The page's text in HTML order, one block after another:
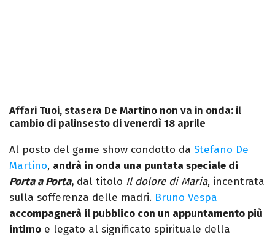
Affari Tuoi, stasera De Martino non va in onda: il
cambio di palinsesto di venerdì 18 aprile
Al posto del game show condotto da Stefano De
Martino, andrà in onda una puntata speciale di
Porta a Porta, dal titolo Il dolore di Maria, incentrata
sulla sofferenza delle madri. Bruno Vespa
accompagnerà il pubblico con un appuntamento più
intimo e legato al significato spirituale della